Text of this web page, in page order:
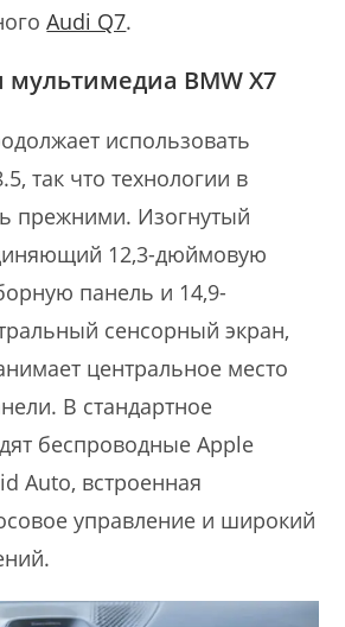
Audi Q7.
мультимедиа BMW X7
использовать
так что технологии в
прежними. Изогнутый
12,3-дюймовую
панель и 14,9-
сенсорный экран,
центральное место
В стандартное
беспроводные Apple
Auto, встроенная
управление и широкий